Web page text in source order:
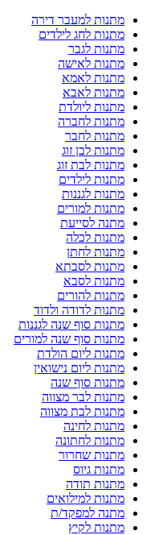
מתנות למעבר דירה
מתנות לחג לילדים
מתנות לגבר
מתנות לאישה
מתנות לאמא
מתנות לאבא
מתנות ליולדת
מתנות לחברה
מתנות לחבר
מתנות לבן זוג
מתנות לבת זוג
מתנות לילדים
מתנות לגננות
מתנות למורים
מתנה לסייעת
מתנות לכלה
מתנות לחתן
מתנות לסבתא
מתנות לסבא
מתנות להורים
מתנות לדודה ולדוד
מתנות סוף שנה לגננות
מתנות סוף שנה למורים
מתנות ליום הולדת
מתנות ליום נישואין
מתנות סוף שנה
מתנות לבר מצווה
מתנות לבת מצווה
מתנות לחינה
מתנות לחתונה
מתנות שחרור
מתנות גיוס
מתנות תודה
מתנות למילואים
מתנה למפקד/ת
מתנות לקיץ